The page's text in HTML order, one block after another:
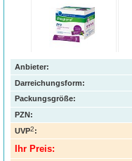
Anbieter:
Darreichungsform:
Packungsgröße:
PZN:
UVP2:
Ihr Preis: